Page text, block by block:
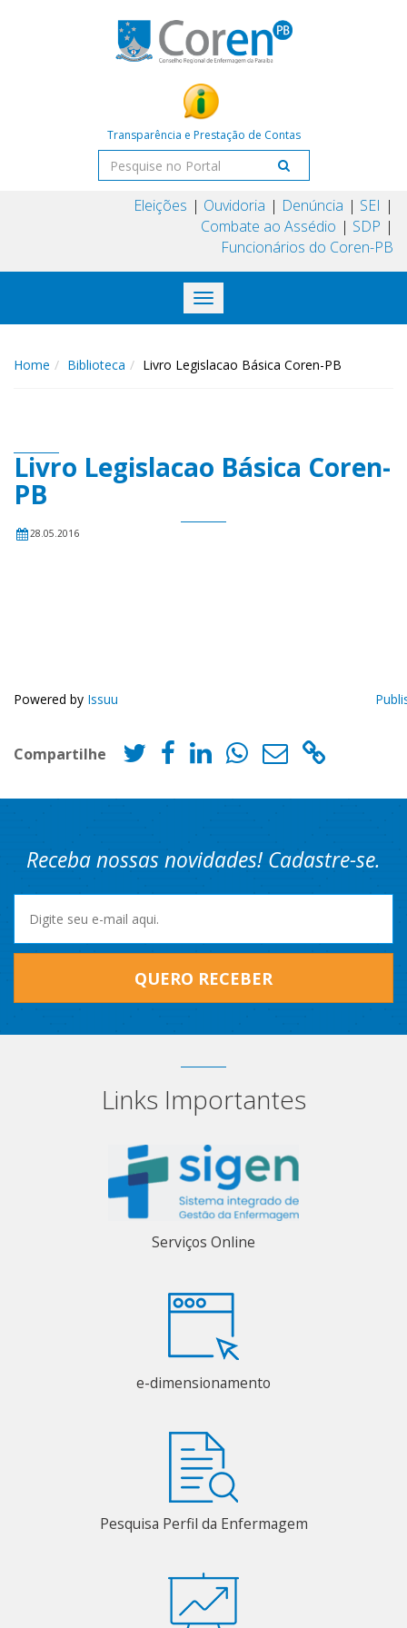
Transparência e Prestação de Contas
Eleições Ouvidoria Denúncia
SEI
Combate ao Assédio
SDP
Funcionários do Coren-PB
Toggle
navigation
Home Biblioteca Livro Legislacao Básica Coren-PB
Livro Legislacao Básica Coren-
PB
28.05.2016
Powered by Issuu
Compartilhe
Receba nossas novidades! Cadastre-se.
QUERO RECEBER
Links Importantes
Serviços Online
e-dimensionamento
Pesquisa Perfil da Enfermagem